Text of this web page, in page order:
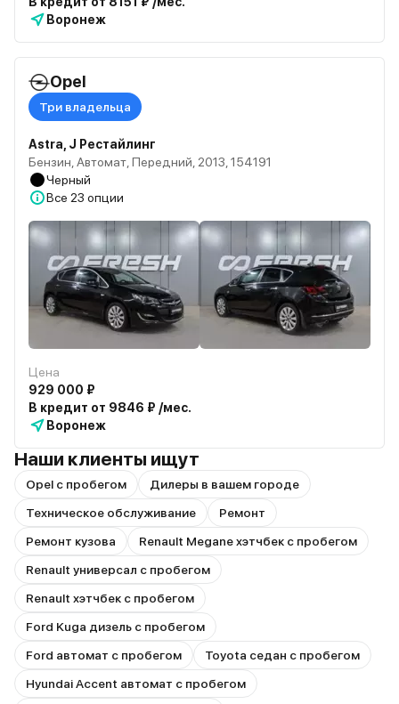
Воронеж
Opel
Три владельца
Astra, J Рестайлинг
Бензин, Автомат, Передний, 2013, 154191
Черный
Все 23 опции
Цена
929 000 ₽
В кредит от 9846 ₽ /мес.
Воронеж
Наши клиенты ищут
Opel с пробегом
Дилеры в вашем городе
Техническое обслуживание
Ремонт
Ремонт кузова
Renault Megane хэтчбек с пробегом
Renault универсал с пробегом
Renault хэтчбек с пробегом
Ford Kuga дизель с пробегом
Ford автомат с пробегом
Toyota седан с пробегом
Hyundai Accent автомат с пробегом